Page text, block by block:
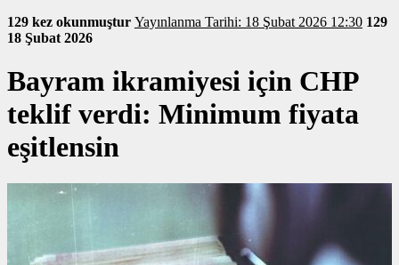
129 kez okunmuştur
Yayınlanma Tarihi: 18 Şubat 2026 12:30 129
18 Şubat 2026
Bayram ikramiyesi için CHP
teklif verdi: Minimum fiyata
eşitlensin